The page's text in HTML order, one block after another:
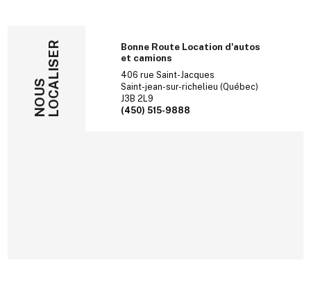
NOUSLOCALISER
Bonne Route Location d'autos
et camions
406 rue Saint-Jacques
Saint-jean-sur-richelieu (Québec)
J3B 2L9
(450) 515-9888